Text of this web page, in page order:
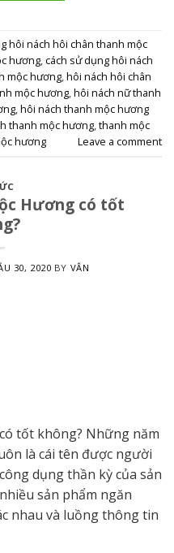
hôi nách hôi chân thanh mộc
hương,cách sử dụng hôi nách
mộc hương,hôi nách hôi chân
mộc hương,hôi nách nữ thanh
,hôi nách thanh mộc hương
thanh mộc hương,thanh mộc
hương Leave a comment
Hương có tốt
30, 2020 BY VÂN
tốt không? Những năm
là cái tên được người
dụng thần kỳ của sản
sản phẩm ngăn
nhau và luồng thông tin